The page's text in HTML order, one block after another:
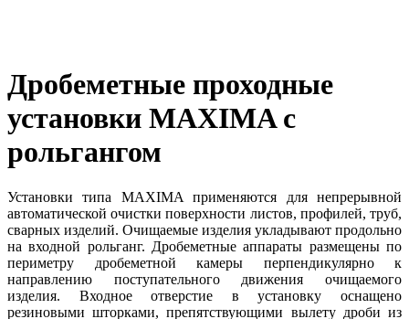
Дробеметные проходные
установки MAXIMA с
рольгангом
Установки типа MAXIMA применяются для непрерывной
автоматической очистки поверхности листов, профилей, труб,
сварных изделий. Очищаемые изделия укладывают продольно
на входной рольганг. Дробеметные аппараты размещены по
периметру дробеметной камеры перпендикулярно к
направлению поступательного движения очищаемого
изделия. Входное отверстие в установку оснащено
резиновыми шторками, препятствующими вылету дроби из